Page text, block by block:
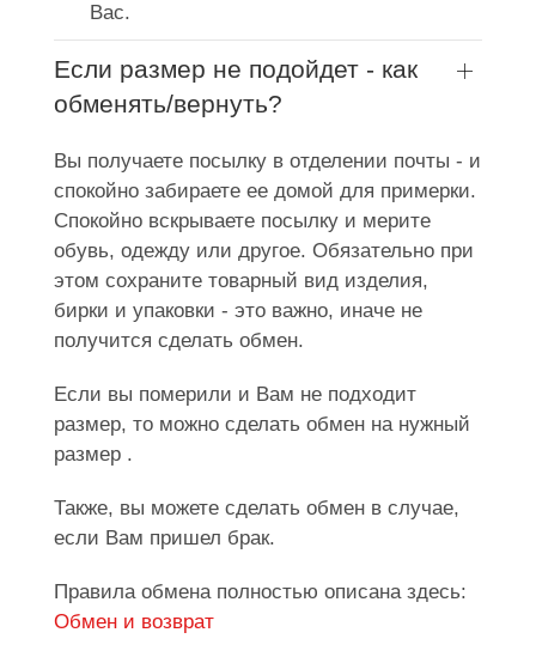
Вас.
Если размер не подойдет - как
обменять/вернуть?
Вы получаете посылку в отделении почты - и
спокойно забираете ее домой для примерки.
Спокойно вскрываете посылку и мерите
обувь, одежду или другое. Обязательно при
этом сохраните товарный вид изделия,
бирки и упаковки - это важно, иначе не
получится сделать обмен.
Если вы померили и Вам не подходит
размер, то можно сделать обмен на нужный
размер .
Также, вы можете сделать обмен в случае,
если Вам пришел брак.
Правила обмена полностью описана здесь:
Обмен и возврат